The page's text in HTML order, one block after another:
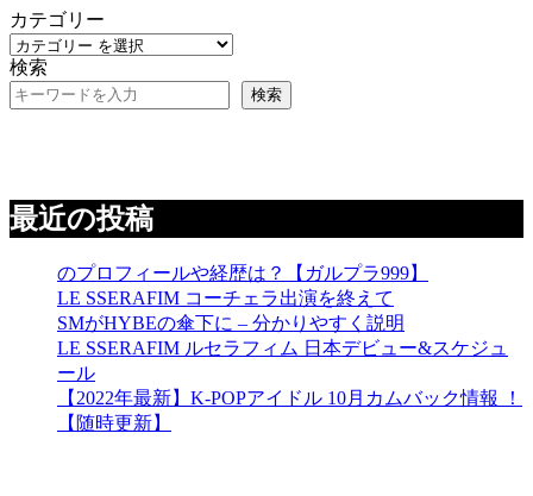
カテゴリー
検索
検索
最近の投稿
のプロフィールや経歴は？【ガルプラ999】
LE SSERAFIM コーチェラ出演を終えて
SMがHYBEの傘下に – 分かりやすく説明
LE SSERAFIM ルセラフィム 日本デビュー&スケジュ
ール
【2022年最新】K-POPアイドル 10月カムバック情報 ！
【随時更新】